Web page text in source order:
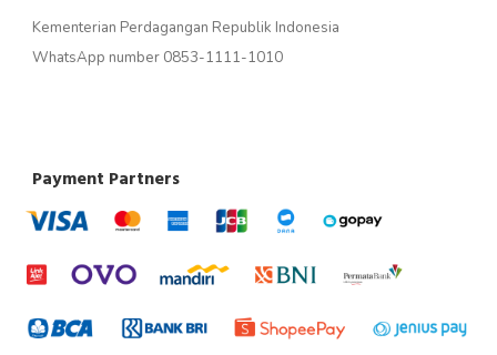
Kementerian Perdagangan Republik Indonesia
WhatsApp number 0853-1111-1010
Payment Partners